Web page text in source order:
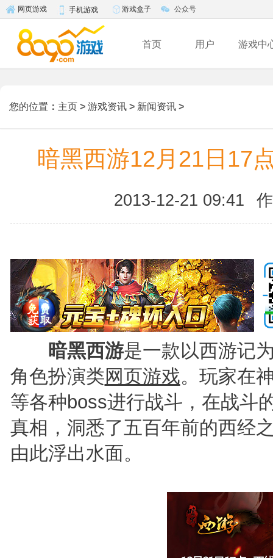
网页游戏 手机游戏 游戏盒子 公众号
首页 用户 游戏中
您的位置 ： 主页 > 游戏资讯 > 新闻资讯 >
暗黑西游12月21日17
2013-12-21 09:41
暗黑西游是一款以西游记
角色扮演类网页游戏。玩家在
等各种boss进行战斗，在战斗
真相，洞悉了五百年前的西经
由此浮出水面。